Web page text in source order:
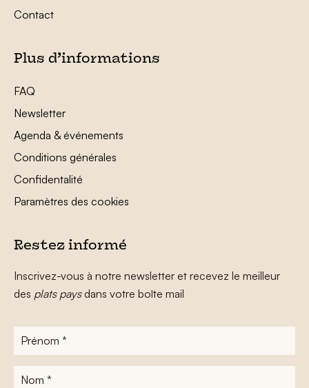
Contact
Plus d’informations
FAQ
Newsletter
Agenda & événements
Conditions générales
Confidentalité
Paramètres des cookies
Restez informé
Inscrivez-vous à notre newsletter et recevez le meilleur
des plats paysdans votre boîte mail
Prénom
Nom